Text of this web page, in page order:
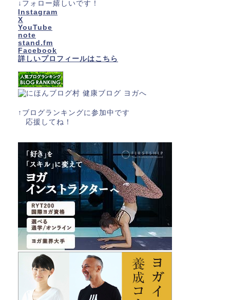
↓フォロー嬉しいです！
Instagram
X
YouTube
note
stand.fm
Facebook
詳しいプロフィールはこちら
↑ブログランキングに参加中です
応援してね！